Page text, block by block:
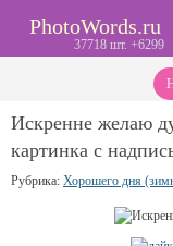
PhotoWords.ru
37718 шт. +6299
Искренне желаю
картинка с
Рубрика: Хорошего дня